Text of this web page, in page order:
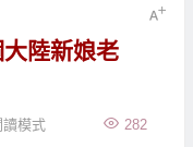
陸新娘老
282
讀模式